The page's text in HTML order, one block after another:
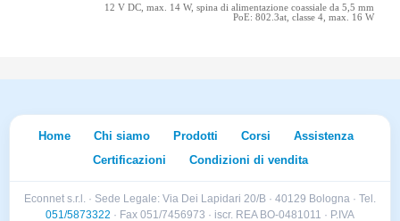
12 V DC, max. 14 W, spina di alimentazione coassiale da 5,5 mm
PoE: 802.3at, classe 4, max. 16 W
Home Chi siamo Prodotti Corsi
Assistenza
Certificazioni
Condizioni di vendita
Econnet s.r.l. · Sede Legale: Via Dei Lapidari 20/B · 40129 Bologna · Tel.
051/5873322 · Fax 051/7456973 · iscr. REA BO-0481011 · P.IVA